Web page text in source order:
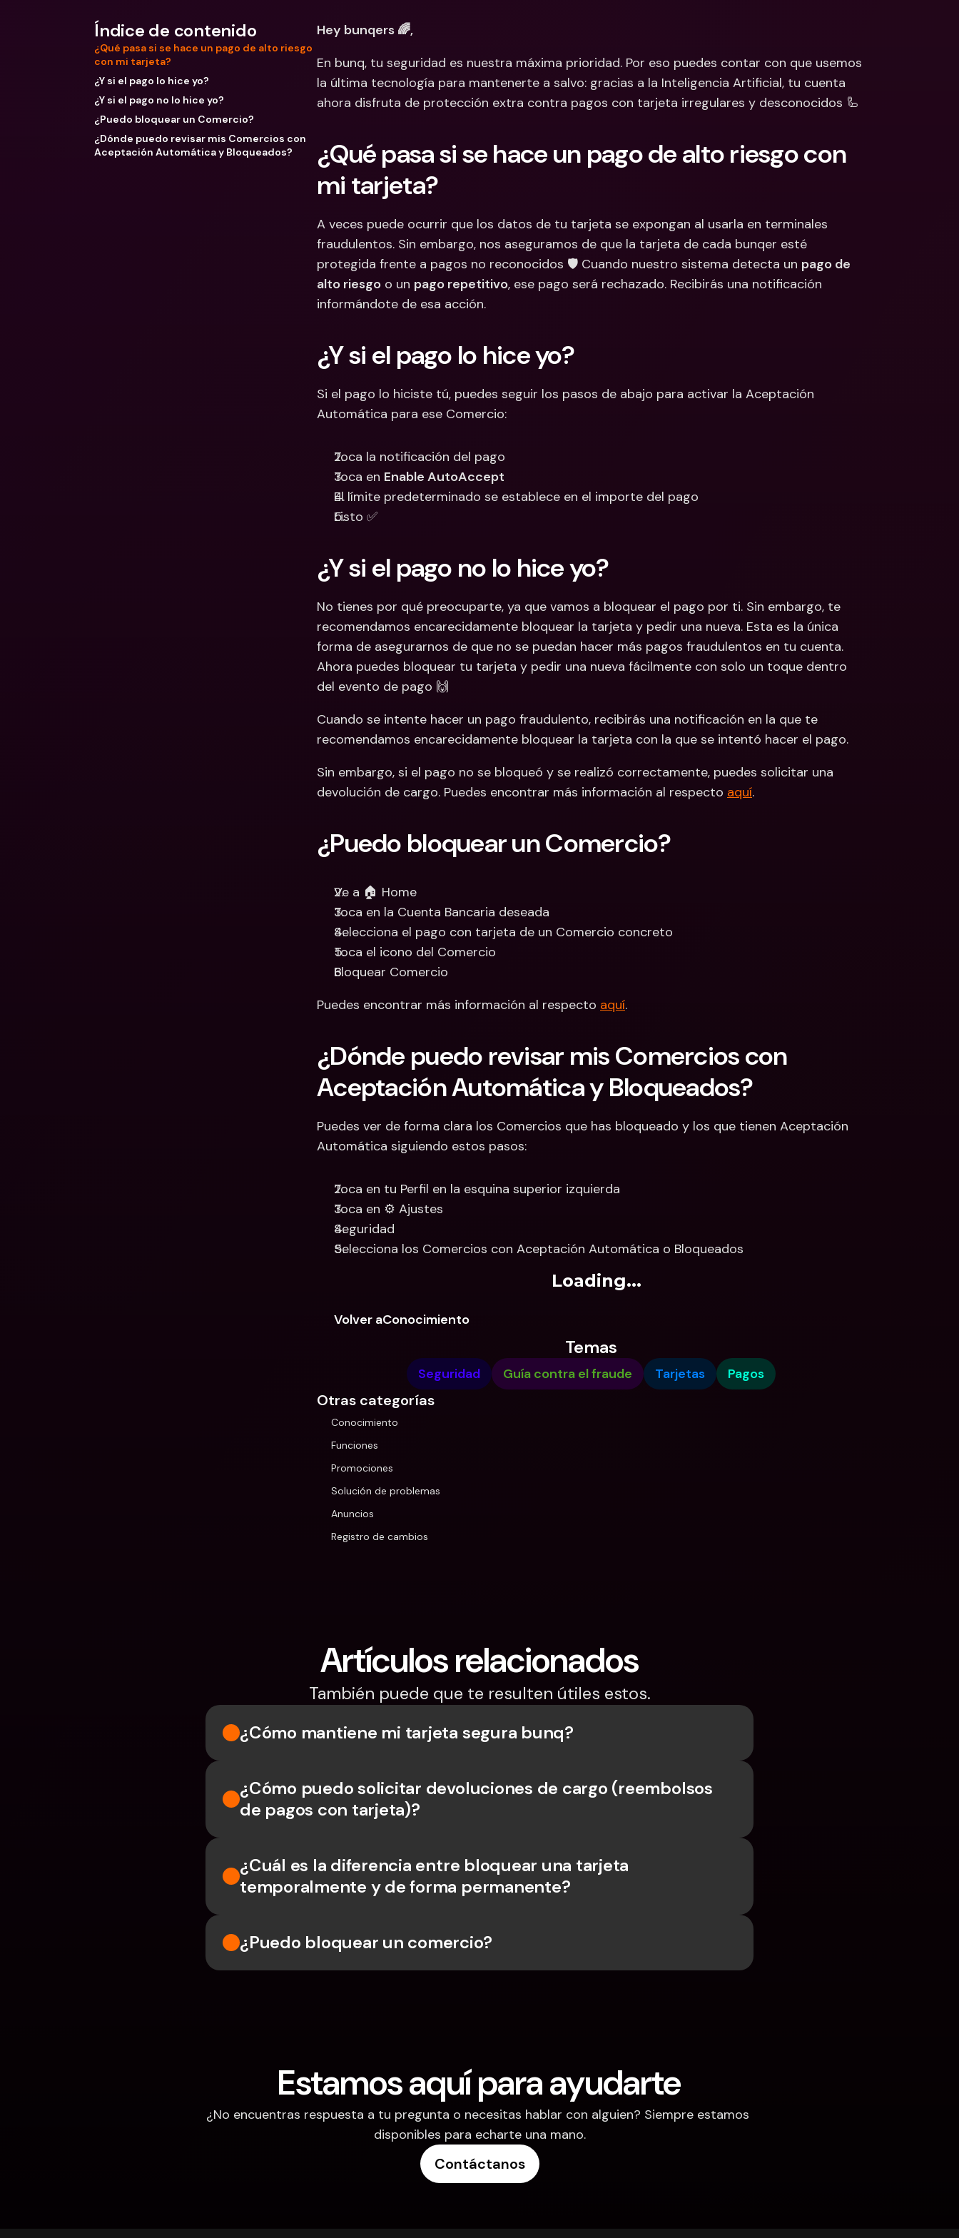
Índice de contenido
¿Qué pasa si se hace un pago de alto riesgo
con mi tarjeta?
¿Y si el pago lo hice yo?
¿Y si el pago no lo hice yo?
¿Puedo bloquear un Comercio?
¿Dónde puedo revisar mis Comercios con
Aceptación Automática y Bloqueados?
Hey bunqers 🌈,
En bunq, tu seguridad es nuestra máxima prioridad. Por eso puedes contar con que usemos
la última tecnología para mantenerte a salvo: gracias a la Inteligencia Artificial, tu cuenta
ahora disfruta de protección extra contra pagos con tarjeta irregulares y desconocidos 🦾
¿Qué pasa si se hace un pago de alto riesgo con
mi tarjeta?
A veces puede ocurrir que los datos de tu tarjeta se expongan al usarla en terminales
fraudulentos. Sin embargo, nos aseguramos de que la tarjeta de cada bunqer esté
protegida frente a pagos no reconocidos 🛡️ Cuando nuestro sistema detecta un pago de
alto riesgo o un pago repetitivo, ese pago será rechazado. Recibirás una notificación
informándote de esa acción.
¿Y si el pago lo hice yo?
Si el pago lo hiciste tú, puedes seguir los pasos de abajo para activar la Aceptación
Automática para ese Comercio:
Toca la notificación del pago
Toca en Enable AutoAccept
El límite predeterminado se establece en el importe del pago
Listo ✅
¿Y si el pago no lo hice yo?
No tienes por qué preocuparte, ya que vamos a bloquear el pago por ti. Sin embargo, te
recomendamos encarecidamente bloquear la tarjeta y pedir una nueva. Esta es la única
forma de asegurarnos de que no se puedan hacer más pagos fraudulentos en tu cuenta.
Ahora puedes bloquear tu tarjeta y pedir una nueva fácilmente con solo un toque dentro
del evento de pago 🙌
Cuando se intente hacer un pago fraudulento, recibirás una notificación en la que te
recomendamos encarecidamente bloquear la tarjeta con la que se intentó hacer el pago.
Sin embargo, si el pago no se bloqueó y se realizó correctamente, puedes solicitar una
devolución de cargo. Puedes encontrar más información al respecto aquí.
¿Puedo bloquear un Comercio?
Ve a 🏠 Home
Toca en la Cuenta Bancaria deseada
Selecciona el pago con tarjeta de un Comercio concreto
Toca el icono del Comercio
Bloquear Comercio
Puedes encontrar más información al respecto aquí.
¿Dónde puedo revisar mis Comercios con
Aceptación Automática y Bloqueados?
Puedes ver de forma clara los Comercios que has bloqueado y los que tienen Aceptación
Automática siguiendo estos pasos:
Toca en tu Perfil en la esquina superior izquierda
Toca en ⚙️ Ajustes
Seguridad
Selecciona los Comercios con Aceptación Automática o Bloqueados
Loading...
Volver aConocimiento
Temas
Seguridad Guía contra el fraude Tarjetas Pagos
Otras categorías
Conocimiento
Funciones
Promociones
Solución de problemas
Anuncios
Registro de cambios
Artículos relacionados
También puede que te resulten útiles estos.
¿Cómo mantiene mi tarjeta segura bunq?
¿Cómo puedo solicitar devoluciones de cargo (reembolsos
de pagos con tarjeta)?
¿Cuál es la diferencia entre bloquear una tarjeta
temporalmente y de forma permanente?
¿Puedo bloquear un comercio?
Estamos aquí para ayudarte
¿No encuentras respuesta a tu pregunta o necesitas hablar con alguien? Siempre estamos
disponibles para echarte una mano.
Contáctanos